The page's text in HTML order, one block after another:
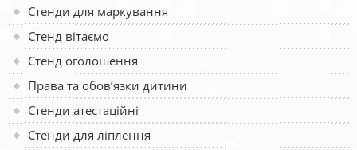
Стенди для маркування
Стенд вітаємо
Стенд оголошення
Права та обов’язки дитини
Стенди атестаційні
Стенди для ліплення